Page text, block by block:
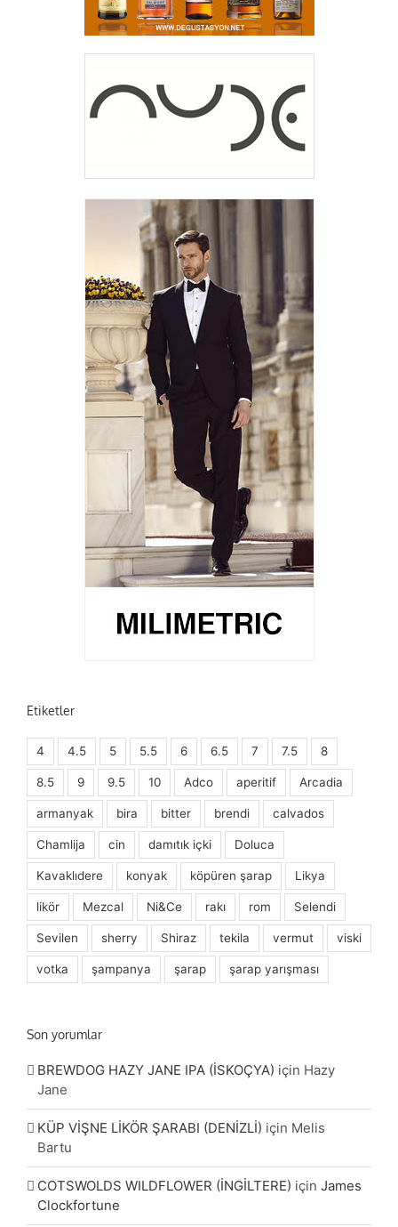
Etiketler
4 4.5 5 5.5 6 6.5 7 7.5 8
8.5 9 9.5 10 Adco aperitif Arcadia
armanyak bira bitter brendi calvados
Chamlija cin damıtık içki Doluca
Kavaklıdere konyak köpüren şarap Likya
likör Mezcal Ni&Ce rakı rom Selendi
Sevilen sherry Shiraz tekila vermut viski
votka şampanya şarap şarap yarışması
Son yorumlar
BREWDOG HAZY JANE IPA (İSKOÇYA) için Hazy
Jane
KÜP VİŞNE LİKÖR ŞARABI (DENİZLİ) için Melis
Bartu
COTSWOLDS WILDFLOWER (İNGİLTERE) için James
Clockfortune